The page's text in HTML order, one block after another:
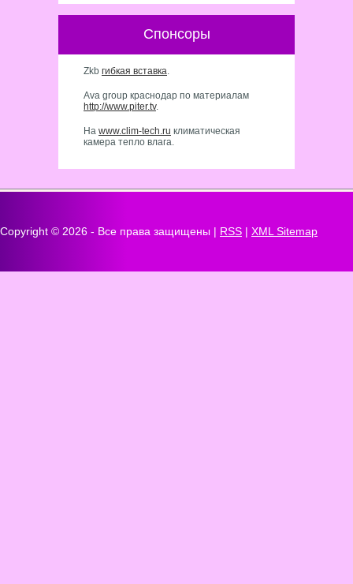
Спонсоры
Zkb гибкая вставка.
Ava group краснодар по материалам
http://www.piter.tv.
На www.clim-tech.ru климатическая
камера тепло влага.
Copyright © 2026 - Все права защищены | RSS | XML Sitemap